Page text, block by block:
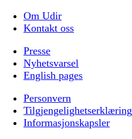
Om Udir
Kontakt oss
Presse
Nyhetsvarsel
English pages
Personvern
Tilgjengelighetserklæring
Informasjonskapsler